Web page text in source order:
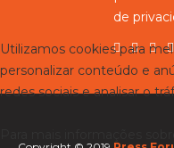
de
Utilizamos cookies para
personalizar conteúdo e
redes sociais e analisar o